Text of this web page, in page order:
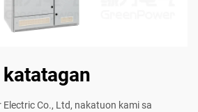
Electric Co., Ltd, nakatuon kami sa